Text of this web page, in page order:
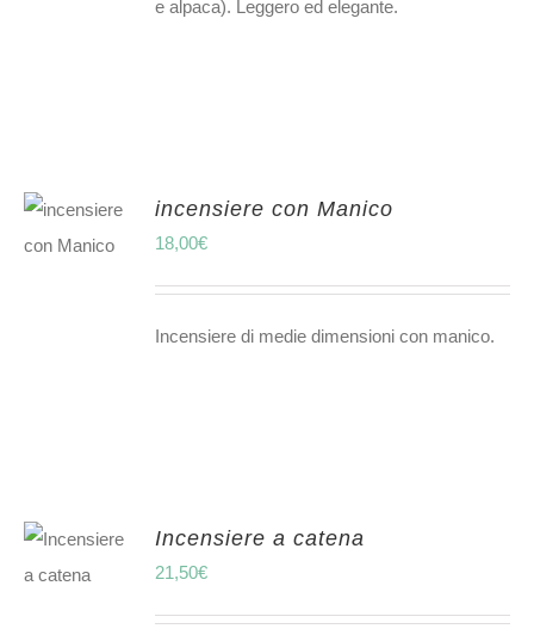
e alpaca). Leggero ed elegante.
AL
incensiere con Manico
18,00€
Incensiere di medie dimensioni con manico.
AL
Incensiere a catena
21,50€